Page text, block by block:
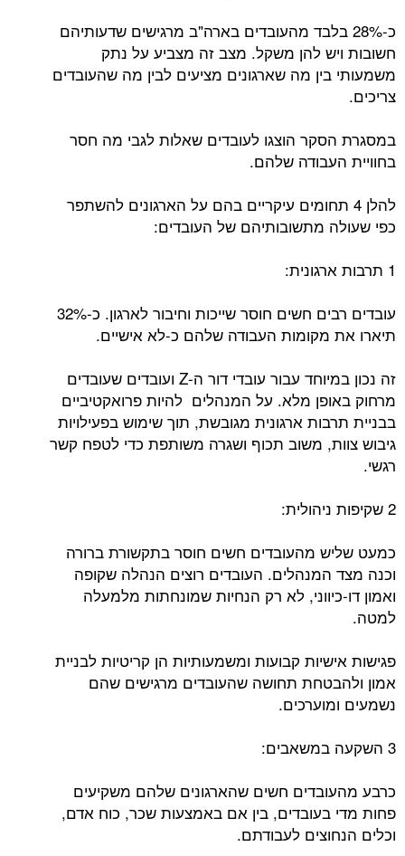
כ-28% בלבד מהעובדים בארה"ב מרגישים שדעותיהם
חשובות ויש להן משקל. מצב זה מצביע על נתק
משמעותי בין מה שארגונים מציעים לבין מה שהעובדים
צריכים.
במסגרת הסקר הוצגו לעובדים שאלות לגבי מה חסר
בחוויית העבודה שלהם.
להלן 4 תחומים עיקריים בהם על הארגונים להשתפר
כפי שעולה מתשובותיהם של העובדים:
1 תרבות ארגונית:
עובדים רבים חשים חוסר שייכות וחיבור לארגון. כ-32%
תיארו את מקומות העבודה שלהם כ-לא אישיים.
זה נכון במיוחד עבור עובדי דור ה-Z ועובדים שעובדים
מרחוק באופן מלא. על המנהלים להיות פרואקטיביים
בבניית תרבות ארגונית מגובשת, תוך שימוש בפעילויות
גיבוש צוות, משוב תכוף ושגרה משותפת כדי לטפח קשר
רגשי.
2 שקיפות ניהולית:
כמעט שליש מהעובדים חשים חוסר בתקשורת ברורה
וכנה מצד המנהלים. העובדים רוצים הנהלה שקופה
ואמון דו-כיווני, לא רק הנחיות שמונחתות מלמעלה
למטה.
פגישות אישיות קבועות ומשמעותיות הן קריטיות לבניית
אמון ולהבטחת תחושה שהעובדים מרגישים שהם
נשמעים ומוערכים.
3 השקעה במשאבים:
כרבע מהעובדים חשים שהארגונים שלהם משקיעים
פחות מדי בעובדים, בין אם באמצעות שכר, כוח אדם,
וכלים הנחוצים לעבודתם.